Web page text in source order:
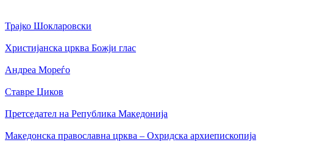
Трајко Шокларовски
Христијанска црква Божји глас
Андреа Мореѓо
Ставре Џиков
Претседател на Република Македонија
Македонска православна црква – Охридска архиепископија